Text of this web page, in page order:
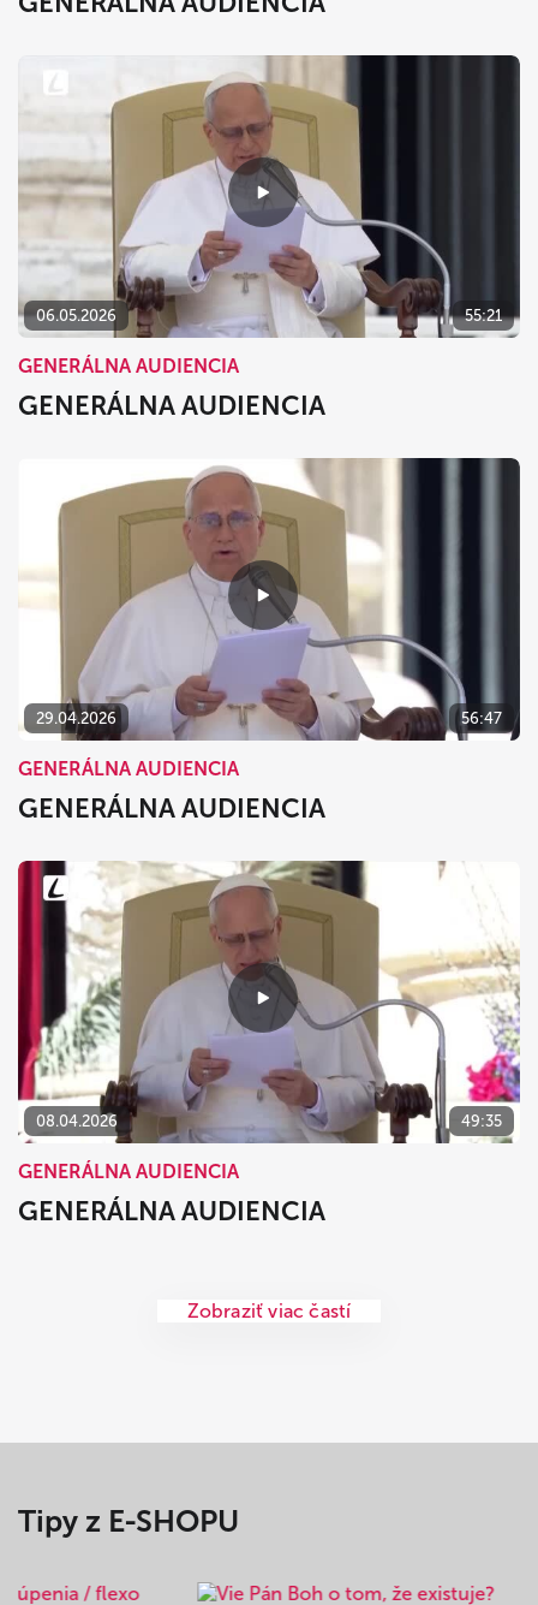
06.05.2026 55:21
GENERÁLNA AUDIENCIA
GENERÁLNA AUDIENCIA
29.04.2026 56:47
GENERÁLNA AUDIENCIA
GENERÁLNA AUDIENCIA
08.04.2026 49:35
GENERÁLNA AUDIENCIA
GENERÁLNA AUDIENCIA
Zobraziť viac častí
Tipy z E-SHOPU